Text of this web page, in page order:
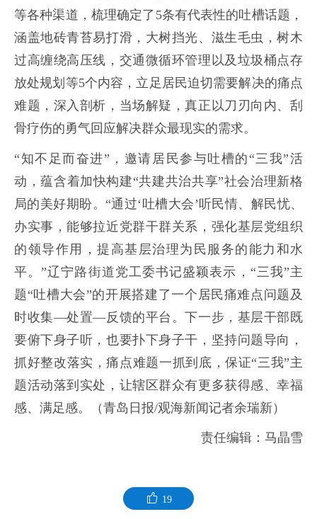
等各种渠道，梳理确定了5条有代表性的吐槽话题，
涵盖地砖青苔易打滑，大树挡光、滋生毛虫，树木
过高缠绕高压线，交通微循环管理以及垃圾桶点存
放处规划等5个内容，立足居民迫切需要解决的痛点
难题，深入剖析，当场解疑，真正以刀刃向内、刮
骨疗伤的勇气回应解决群众最现实的需求。
“知不足而奋进”，邀请居民参与吐槽的“三我”活
动，蕴含着加快构建“共建共治共享”社会治理新格
局的美好期盼。“通过‘吐槽大会’听民情、解民忧、
办实事，能够拉近党群干群关系，强化基层党组织
的领导作用，提高基层治理为民服务的能力和水
平。”辽宁路街道党工委书记盛颖表示，“三我”主
题“吐槽大会”的开展搭建了一个居民痛难点问题及
时收集—处置—反馈的平台。下一步，基层干部既
要俯下身子听，也要扑下身子干，坚持问题导向，
抓好整改落实，痛点难题一抓到底，保证“三我”主
题活动落到实处，让辖区群众有更多获得感、幸福
感、满足感。（青岛日报/观海新闻记者余瑞新）
责任编辑：马晶雪
19